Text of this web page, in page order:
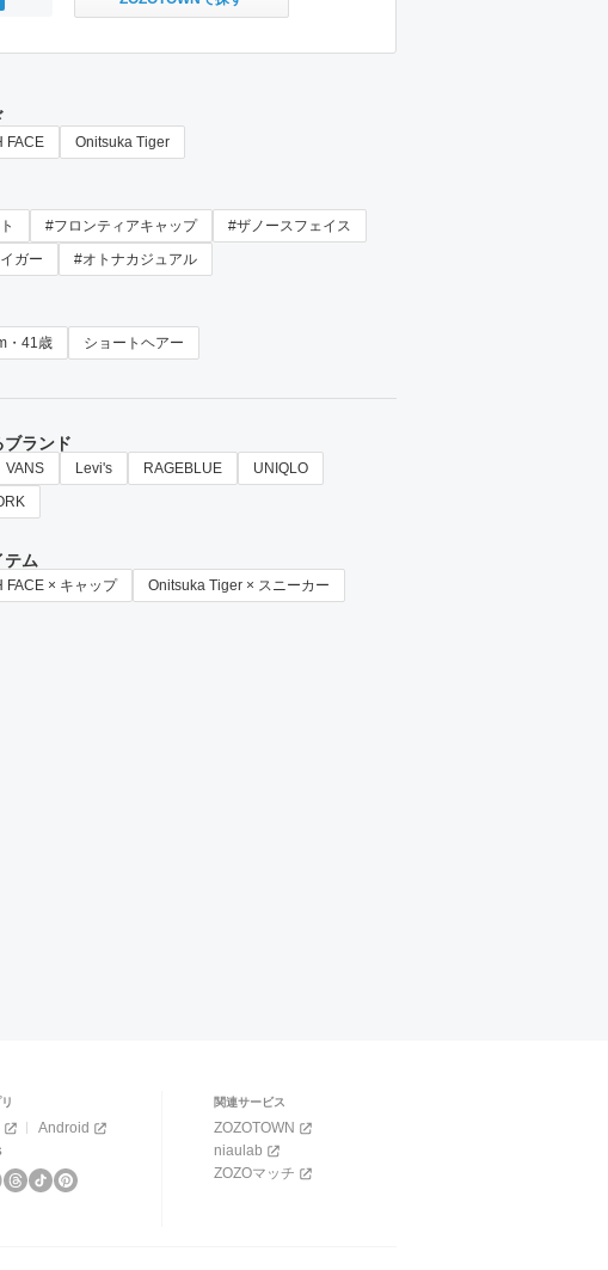
FACE Onitsuka Tiger
#フロンティアキャップ
#ザノースフェイス
ガー
#オトナカジュアル
・41歳 ショートヘアー
ブランド
VANS Levi's RAGEBLUE
UNIQLO
テム
FACE × キャップ Onitsuka Tiger × スニーカー
Android
関連サービス
ZOZOTOWN
niaulab
ZOZOマッチ